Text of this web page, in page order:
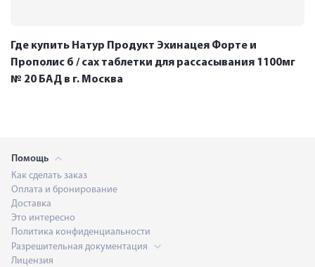
Где купить Натур Продукт Эхинацея Форте и
Прополис б / сах таблетки для рассасывания 1100мг
№ 20 БАД в г. Москва
Помощь
Как сделать заказ
Оплата и бронирование
Доставка
Это интересно
Политика конфиденциальности
Разрешительная документация
Лицензия